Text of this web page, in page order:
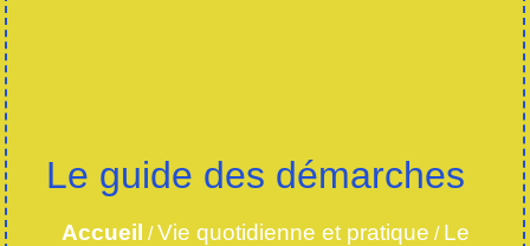
Le guide des démarches
Accueil /Vie quotidienne et pratique / Le